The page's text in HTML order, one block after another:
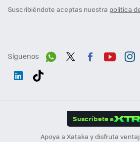
Suscribiéndote aceptas nuestra política
Síguenos
Suscríbete a
Apoya a Xataka y disfruta